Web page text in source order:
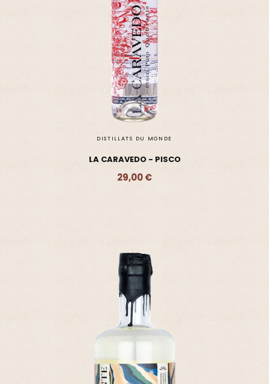
DISTILLATS DU MONDE
LA CARAVEDO - PISCO
29,00 €
Ajouter - 29,00 €